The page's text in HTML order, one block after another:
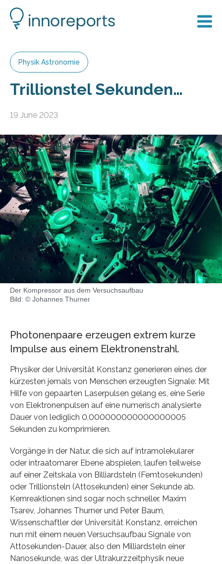
Physik Astronomie
Trillionstel Sekunden…
19 June 2023
Der Kompressor aus dem Versuchsaufbau
Bild: © Johannes Thurner
Photonenpaare erzeugen extrem kurze
Impulse aus einem Elektronenstrahl.
Physiker der Universität Konstanz generieren eines der
kürzesten jemals von Menschen erzeugten Signale: Mit
Hilfe von gepaarten Laserpulsen gelang es, eine Serie
von Elektronenpulsen auf eine numerisch analysierte
Dauer von lediglich 0,000000000000000005
Sekunden zu komprimieren.
Vorgänge in der Natur, die sich auf intramolekularer
oder intraatomarer Ebene abspielen, laufen teilweise
auf einer Zeitskala von Billiardsteln (Femtosekunden)
oder Trillionsteln (Attosekunden) einer Sekunde ab.
Kernreaktionen sind sogar noch schneller. Maxim
Tsarev, Johannes Thurner und Peter Baum,
Wissenschaftler der Universität Konstanz, erreichen
nun mit einem neuen Versuchsaufbau Signale von
Attosekunden-Dauer, also den Milliardsteln einer
Nanosekunde, was der Ultrakurzzeitphysik neue